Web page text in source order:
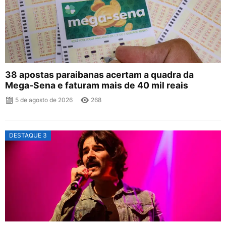
38 apostas paraibanas acertam a quadra da
Mega-Sena e faturam mais de 40 mil reais
5 de agosto de 2026 268
DESTAQUE 3